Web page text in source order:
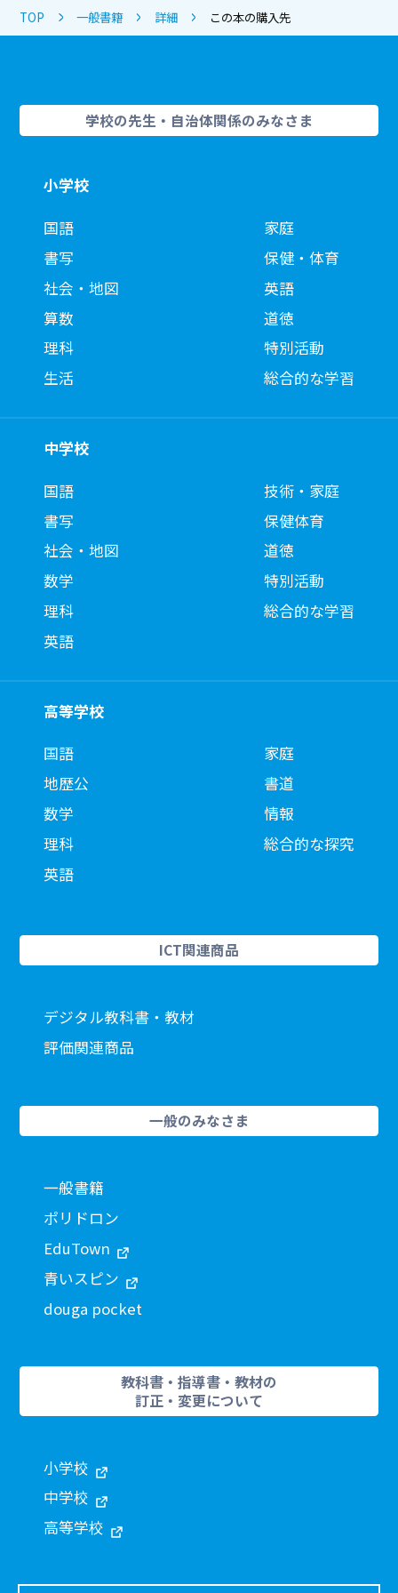
TOP 一般書籍 詳細 この本の購入先
学校の先生・自治体関係のみなさま
小学校
国語
書写
社会・地図
算数
理科
生活
家庭
保健・体育
英語
道徳
特別活動
総合的な学習
中学校
国語
書写
社会・地図
数学
理科
英語
技術・家庭
保健体育
道徳
特別活動
総合的な学習
高等学校
国語
地歴公
数学
理科
英語
家庭
書道
情報
総合的な探究
ICT関連商品
デジタル教科書・教材
評価関連商品
一般のみなさま
一般書籍
ポリドロン
EduTown
青いスピン
douga pocket
教科書・指導書・教材の
訂正・変更について
小学校
中学校
高等学校